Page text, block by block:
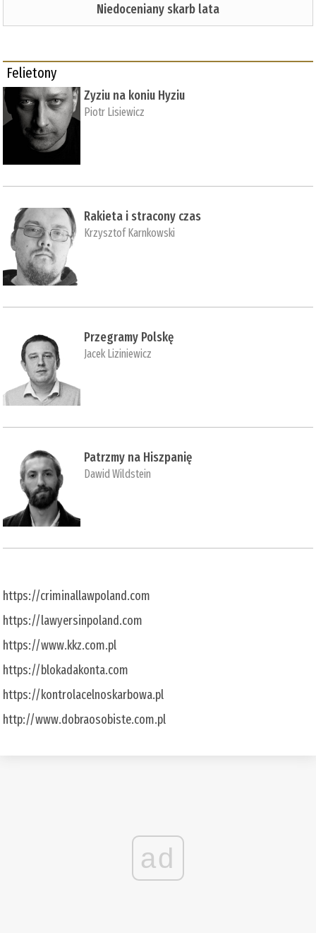
Niedoceniany skarb lata
Felietony
Zyziu na koniu Hyziu
Piotr Lisiewicz
Rakieta i stracony czas
Krzysztof Karnkowski
Przegramy Polskę
Jacek Liziniewicz
Patrzmy na Hiszpanię
Dawid Wildstein
https://criminallawpoland.com
https://lawyersinpoland.com
https://www.kkz.com.pl
https://blokadakonta.com
https://kontrolacelnoskarbowa.pl
http://www.dobraosobiste.com.pl
ad